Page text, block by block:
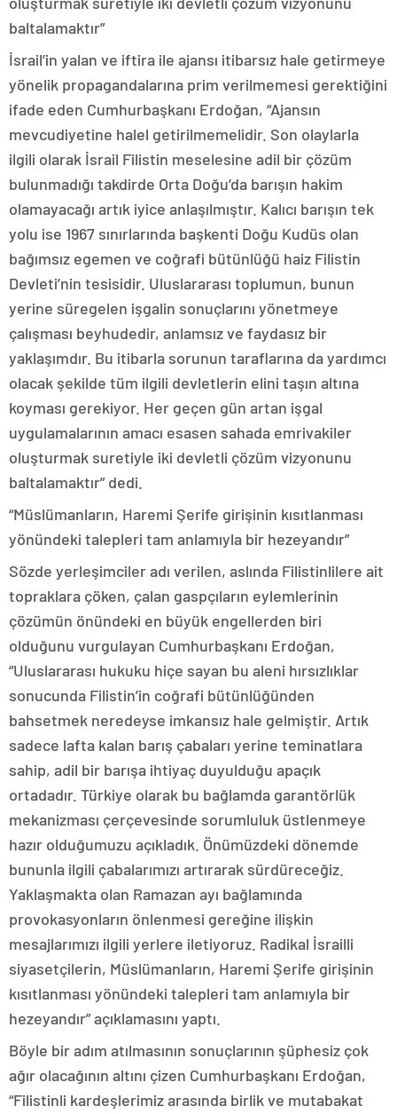
baltalamaktır”
İsrail’in yalan ve iftira ile ajansı itibarsız hale getirmeye
yönelik propagandalarına prim verilmemesi gerektiğini
ifade eden Cumhurbaşkanı Erdoğan, “Ajansın
mevcudiyetine halel getirilmemelidir. Son olaylarla
ilgili olarak İsrail Filistin meselesine adil bir çözüm
bulunmadığı takdirde Orta Doğu’da barışın hakim
olamayacağı artık iyice anlaşılmıştır. Kalıcı barışın tek
yolu ise 1967 sınırlarında başkenti Doğu Kudüs olan
bağımsız egemen ve coğrafi bütünlüğü haiz Filistin
Devleti’nin tesisidir. Uluslararası toplumun, bunun
yerine süregelen işgalin sonuçlarını yönetmeye
çalışması beyhudedir, anlamsız ve faydasız bir
yaklaşımdır. Bu itibarla sorunun taraflarına da yardımcı
olacak şekilde tüm ilgili devletlerin elini taşın altına
koyması gerekiyor. Her geçen gün artan işgal
uygulamalarının amacı esasen sahada emrivakiler
oluşturmak suretiyle iki devletli çözüm vizyonunu
baltalamaktır” dedi.
“Müslümanların, Haremi Şerife girişinin kısıtlanması
yönündeki talepleri tam anlamıyla bir hezeyandır”
Sözde yerleşimciler adı verilen, aslında Filistinlilere ait
topraklara çöken, çalan gaspçıların eylemlerinin
çözümün önündeki en büyük engellerden biri
olduğunu vurgulayan Cumhurbaşkanı Erdoğan,
“Uluslararası hukuku hiçe sayan bu aleni hırsızlıklar
sonucunda Filistin’in coğrafi bütünlüğünden
bahsetmek neredeyse imkansız hale gelmiştir. Artık
sadece lafta kalan barış çabaları yerine teminatlara
sahip, adil bir barışa ihtiyaç duyulduğu apaçık
ortadadır. Türkiye olarak bu bağlamda garantörlük
mekanizması çerçevesinde sorumluluk üstlenmeye
hazır olduğumuzu açıkladık. Önümüzdeki dönemde
bununla ilgili çabalarımızı artırarak sürdüreceğiz.
Yaklaşmakta olan Ramazan ayı bağlamında
provokasyonların önlenmesi gereğine ilişkin
mesajlarımızı ilgili yerlere iletiyoruz. Radikal İsrailli
siyasetçilerin, Müslümanların, Haremi Şerife girişinin
kısıtlanması yönündeki talepleri tam anlamıyla bir
hezeyandır” açıklamasını yaptı.
Böyle bir adım atılmasının sonuçlarının şüphesiz çok
ağır olacağının altını çizen Cumhurbaşkanı Erdoğan,
“Filistinli kardeşlerimiz arasında birlik ve mutabakat